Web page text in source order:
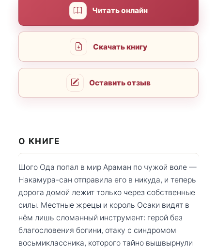
Читать онлайн
Скачать книгу
Оставить отзыв
О КНИГЕ
Шого Ода попал в мир Араман по чужой воле —
Накамура-сан отправила его в никуда, и теперь
дорога домой лежит только через собственные
силы. Местные жрецы и король Осаки видят в
нём лишь сломанный инструмент: герой без
благословения богини, отаку с синдромом
восьмиклассника, которого тайно вышвырнули